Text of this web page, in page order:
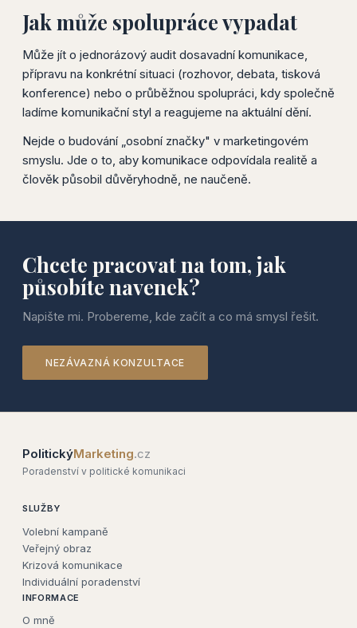
Jak může spolupráce vypadat
Může jít o jednorázový audit dosavadní komunikace,
přípravu na konkrétní situaci (rozhovor, debata, tisková
konference) nebo o průběžnou spolupráci, kdy společně
ladíme komunikační styl a reagujeme na aktuální dění.
Nejde o budování „osobní značky" v marketingovém
smyslu. Jde o to, aby komunikace odpovídala realitě a
člověk působil důvěryhodně, ne naučeně.
Chcete pracovat na tom, jak
působíte navenek?
Napište mi. Probereme, kde začít a co má smysl řešit.
NEZÁVAZNÁ KONZULTACE
PolitickýMarketing.cz
Poradenství v politické komunikaci
SLUŽBY
Volební kampaně
Veřejný obraz
Krizová komunikace
Individuální poradenství
INFORMACE
O mně